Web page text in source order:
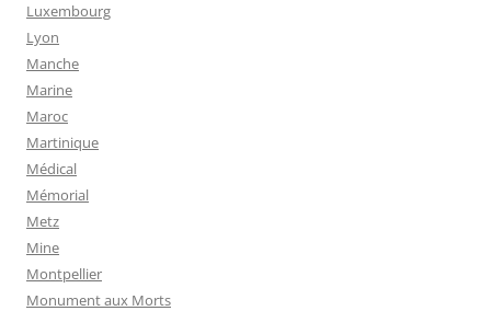
Luxembourg
Lyon
Manche
Marine
Maroc
Martinique
Médical
Mémorial
Metz
Mine
Montpellier
Monument aux Morts